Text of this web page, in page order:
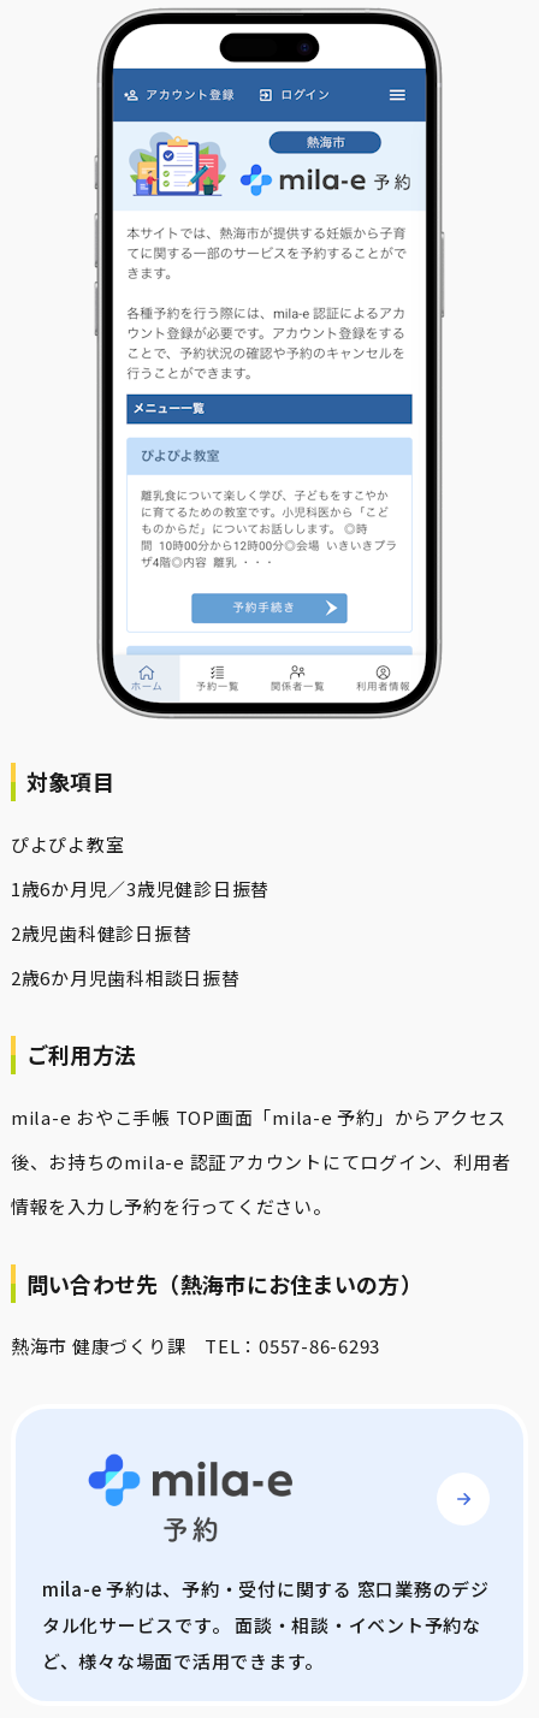
対象項目
ぴよぴよ教室
1歳6か月児／3歳児健診日振替
2歳児歯科健診日振替
2歳6か月児歯科相談日振替
ご利用方法
mila-e おやこ手帳 TOP画面「mila-e 予約」からアクセス
後、お持ちのmila-e 認証アカウントにてログイン、利用者
情報を入力し予約を行ってください。
問い合わせ先（熱海市にお住まいの方）
熱海市 健康づくり課 TEL：0557-86-6293
mila-e 予約は、予約・受付に関する 窓口業務のデジ
タル化サービスです。 面談・相談・イベント予約な
ど、様々な場面で活用できます。